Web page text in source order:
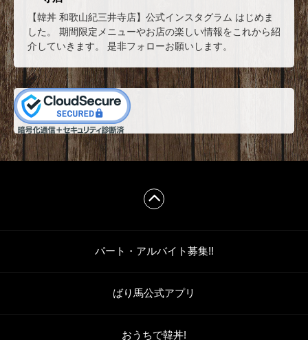
【韓丼 和歌山紀三井寺店】公式インスタグラム はじめま
した。 期間限定メニューやお店の楽しい情報をこれから紹
介していきます。 是非フォローお願いします。
パート・アルバイト募集!!
ばり馬公式アプリ
おうちで韓丼!